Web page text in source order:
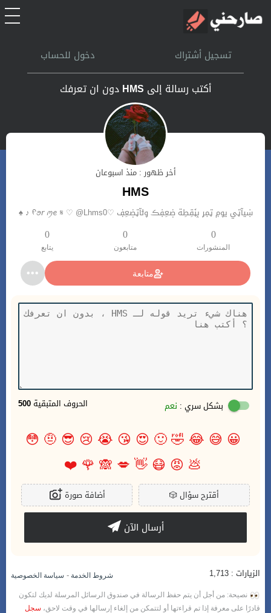
الرئيسية
اتصل بنا
تسجيل أشتراك دخول للحساب
أكتب رسالة إلى HMS دون ان تعرفك
أخر ظهور : منذ اسبوعان
HMS
ښيآټي يۅݦ ټݦݛ ݕڼَقِطِة ۻعِڣڪ ۅݪآټۻعِڣ ♡ᠻꪮ𝘳 ꪑꫀ 𝄋 ♡ @Lhms0 ♪ ♠️
0
المنشورات
0
متابعون
0
يتابع
متابعة
500 الحروف المتبقية بشكل سري : نعم
😀
😅
😂
🤣
🙂
😍
😘
😭
😢
😎
🤨
😳
💩
😡
😷
👋
💋
🙈
🌹
❤️
🎲أقترح سؤال أضافة صورة
أرسال الآن
الزيارات : 1,713 شروط الخدمة - سياسة الخصوصية
نصيحة: من أجل أن يتم حفظ الرسالة في صندوق الرسائل المرسلة لديك لتكون
قادرًا على معرفة إذا تم قراءتها أو لتتمكن من إلغاء إرسالها في وقت لاحق، سجل